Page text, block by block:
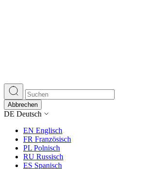
Abbrechen
DE Deutsch
EN Englisch
FR Französisch
PL Polnisch
RU Russisch
ES Spanisch